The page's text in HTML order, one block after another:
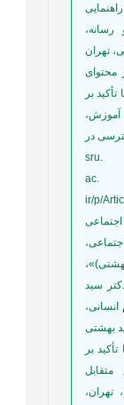
رسانه،
تأثیر محتوای
بر
آموزش،
sru.
ac.
ir/p/
عوامل اجتماعی
سید
(با تأکید بر
تهران،